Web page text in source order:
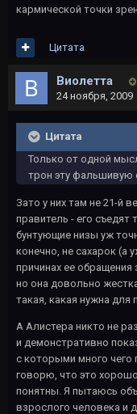
кармической точки
Цитата
Виолетта
24 ноября, 2009
Цитата
Только от одной
трон эту фальшивую
Зато у них там не 21-й
правитель - его съедят
бунтующие низы уж
конечно, не сахарок (а
причинах ее
но она довольно
такая, какая нужна для
А Алистера никто не
и демонстративно
с которыми много чего
говорю, что это
понятны. Я пытаюсь
взрослого человека и